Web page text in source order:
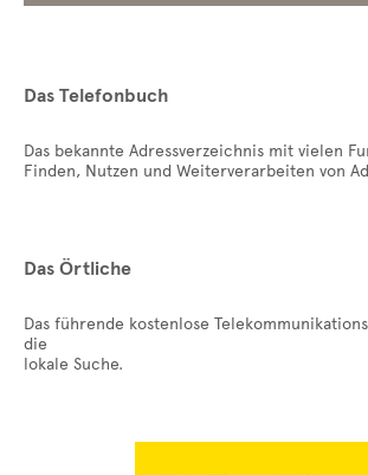
Das Telefonbuch
Das bekannte Adressverzeichnis mit vielen
Finden, Nutzen und Weiterverarbeiten von
Das Örtliche
Das führende kostenlose
die
lokale Suche.